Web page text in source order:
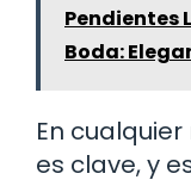
Pendientes
Boda:
En
es clave, y